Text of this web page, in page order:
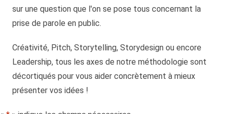
sur une question que l'on se pose tous concernant la
prise de parole en public.
Créativité, Pitch, Storytelling, Storydesign ou encore
Leadership, tous les axes de notre méthodologie sont
décortiqués pour vous aider concrètement à mieux
présenter vos idées !